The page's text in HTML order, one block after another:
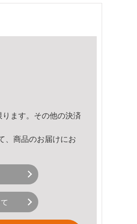
ます。その他の決済
、商品のお届けにお